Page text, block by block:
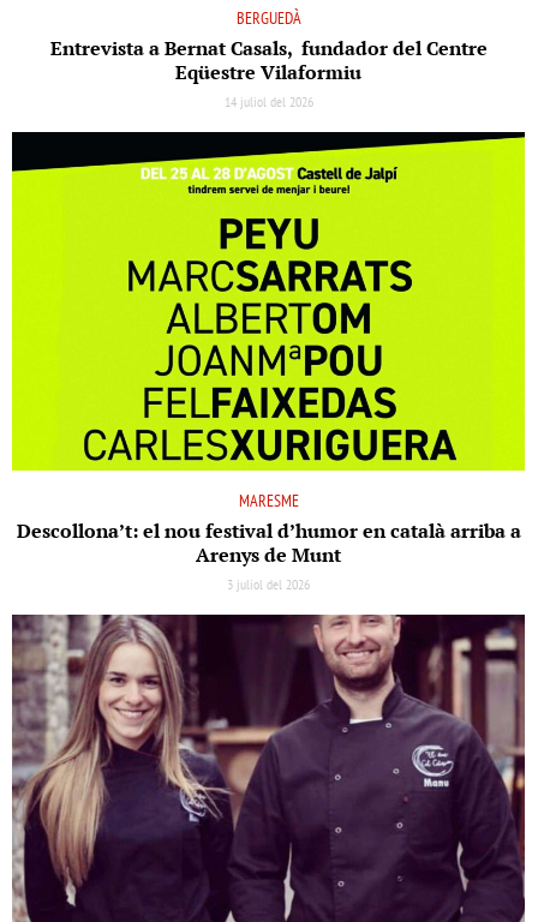
BERGUEDÀ
Entrevista a Bernat Casals, fundador del Centre
Eqüestre Vilaformiu
14 juliol del 2026
MARESME
Descollona’t: el nou festival d’humor en català arriba a
Arenys de Munt
3 juliol del 2026